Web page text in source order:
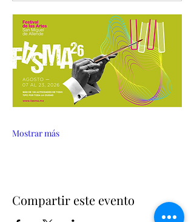
Mostrar más
Compartir este evento